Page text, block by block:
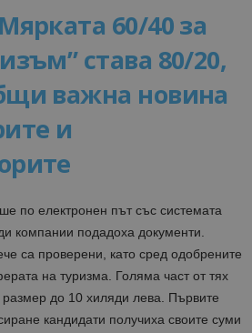
60/40 за
става 80/20,
важна новина
и
по електронен път със системата
компании подадоха документи.
са проверени, като сред одобрените
на туризма. Голяма част от тях
до 10 хиляди лева. Първите
кандидати получиха своите суми